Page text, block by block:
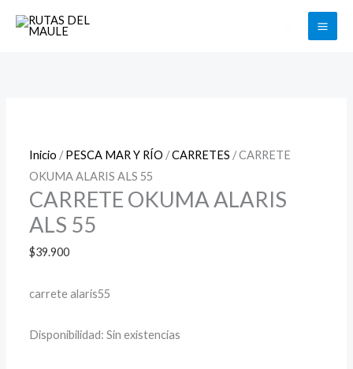
Buscar
Inicio /PESCA MAR Y RÍO /CARRETES / CARRETE
OKUMA ALARIS ALS 55
CARRETE OKUMA ALARIS
ALS 55
$39.900
carrete alaris55
Disponibilidad: Sin existencias